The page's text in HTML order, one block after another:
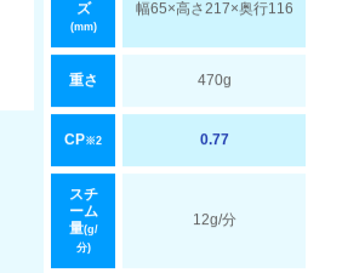
ズ
(mm)
幅65×高さ217×奥行116
重さ 470g
CP※2 0.77
スチ
ーム
量(g/
分)
12g/分